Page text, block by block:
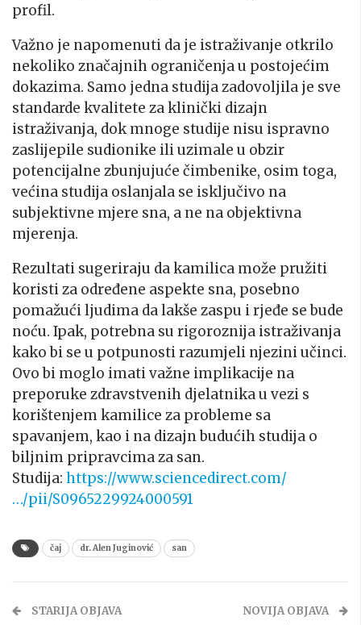
profil.
Važno je napomenuti da je istraživanje otkrilo
nekoliko značajnih ograničenja u postojećim
dokazima. Samo jedna studija zadovoljila je sve
standarde kvalitete za klinički dizajn
istraživanja, dok mnoge studije nisu ispravno
zaslijepile sudionike ili uzimale u obzir
potencijalne zbunjujuće čimbenike, osim toga,
većina studija oslanjala se isključivo na
subjektivne mjere sna, a ne na objektivna
mjerenja.
Rezultati sugeriraju da kamilica može pružiti
koristi za određene aspekte sna, posebno
pomažući ljudima da lakše zaspu i rjeđe se bude
noću. Ipak, potrebna su rigoroznija istraživanja
kako bi se u potpunosti razumjeli njezini učinci.
Ovo bi moglo imati važne implikacije na
preporuke zdravstvenih djelatnika u vezi s
korištenjem kamilice za probleme sa
spavanjem, kao i na dizajn budućih studija o
biljnim pripravcima za san.
Studija: https://www.sciencedirect.com/
…/pii/S0965229924000591
čaj dr. Alen Juginović san
STARIJA OBJAVA NOVIJA OBJAVA